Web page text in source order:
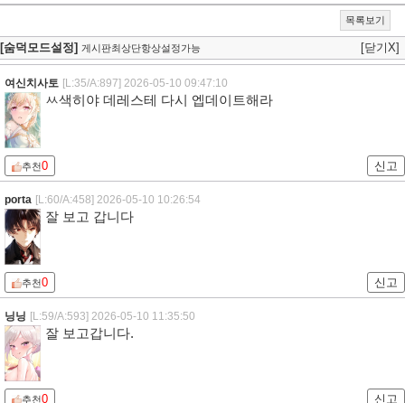
목록보기
[숨덕모드설정] 게시판최상단항상설정가능 [닫기X]
여신치사토 [L:35/A:897] 2026-05-10 09:47:10
ㅆ색히야 데레스테 다시 엡데이트해라
추천0 신고
porta [L:60/A:458] 2026-05-10 10:26:54
잘 보고 갑니다
추천0 신고
닝닝 [L:59/A:593] 2026-05-10 11:35:50
잘 보고갑니다.
추천0 신고